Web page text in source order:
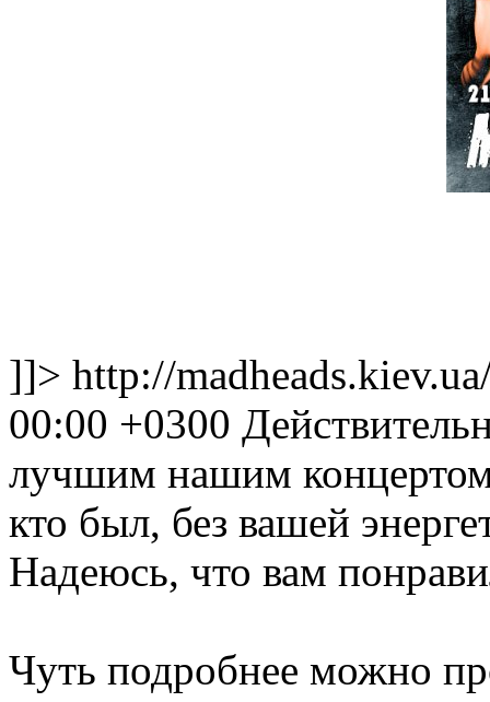
]]> http://
00:00 +0300
лучшим нашим
кто был, без вашей
Надеюсь, что вам
Чуть подробнее можно